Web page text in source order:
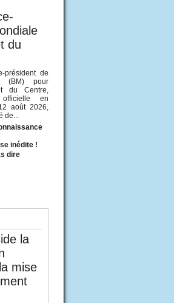
du
président de
(BM) pour
du Centre,
en
août 2026,
de...
inédite !
dire
la
mise